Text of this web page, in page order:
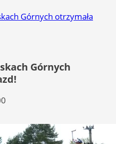
Górnych otrzymała
Górnych